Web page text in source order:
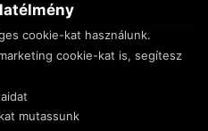
cookie-kat használunk.
cookie-kat is, segítesz
mutassunk